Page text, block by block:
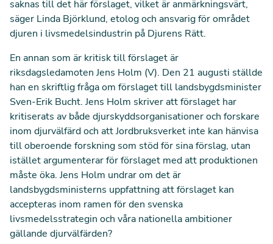
saknas till det här förslaget, vilket är anmärkningsvärt,
säger Linda Björklund, etolog och ansvarig för området
djuren i livsmedelsindustrin på Djurens Rätt.
En annan som är kritisk till förslaget är
riksdagsledamoten Jens Holm (V). Den 21 augusti ställde
han en skriftlig frågaom förslaget till landsbygdsminister
Sven-Erik Bucht. Jens Holm skriver att förslaget har
kritiserats av både djurskyddsorganisationer och forskare
inom djurvälfärd och att Jordbruksverket inte kan hänvisa
till oberoende forskning som stöd för sina förslag, utan
istället argumenterar för förslaget med att produktionen
måste öka. Jens Holm undrar om det är
landsbygdsministerns uppfattning att förslaget kan
accepteras inom ramen för den svenska
livsmedelsstrategin och våra nationella ambitioner
gällande djurvälfärden?